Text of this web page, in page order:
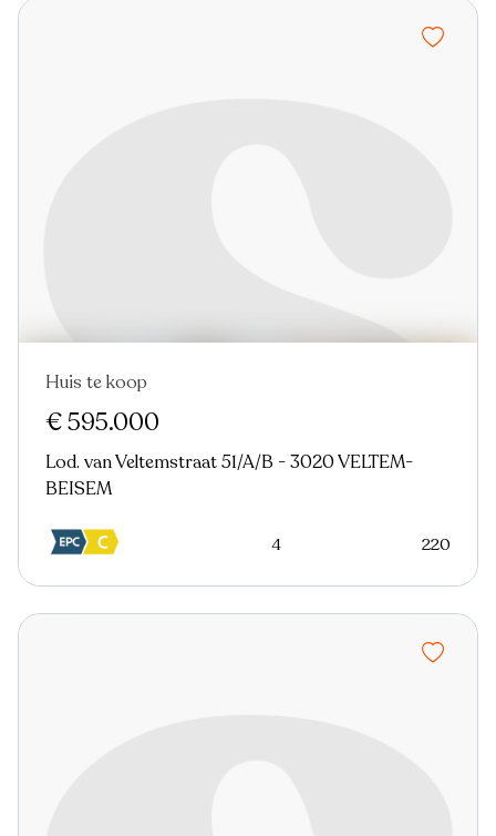
Huis te koop
€ 595.000
Lod. van Veltemstraat 51/A/B - 3020 VELTEM-
BEISEM
4 220